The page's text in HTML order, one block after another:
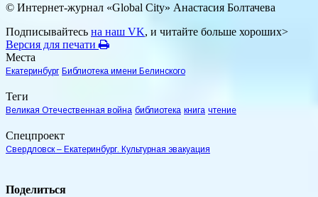
© Интернет-журнал «Global City» Анастасия Болтачева
Подписывайтесь на наш VK, и читайте больше хороших>
Версия для печати
Места
Екатеринбург Библиотека имени Белинского
Теги
Великая Отечественная война библиотека книга чтение
Спецпроект
Свердловск – Екатеринбург. Культурная эвакуация
Поделиться